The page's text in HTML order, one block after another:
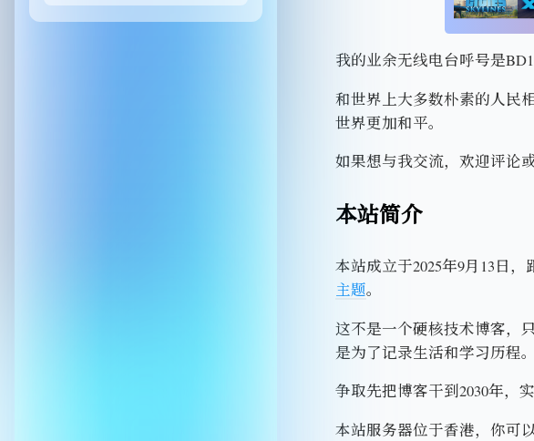
我的业余无线电台呼号是
和世界上大多数朴素的人民
世界更加和平。
如果想与我交流，欢迎评论
本站简介
本站成立于2025年9月13日，
主题。
这不是一个硬核技术博客，
是为了记录生活和学习历程。
争取先把博客干到2030年，
本站服务器位于香港，你可